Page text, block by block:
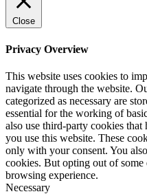
Close
Privacy Overview
This website uses cookies to
navigate through the website.
categorized as necessary are
essential for the working of
also use third-party cookies
you use this website. These
only with your consent. You
cookies. But opting out of
browsing experience.
Necessary